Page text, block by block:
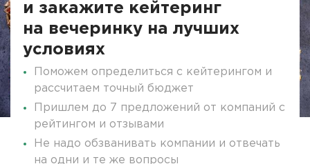
и закажите кейтеринг
на вечеринку на лучших
условиях
Поможем определиться с кейтерингом и
рассчитаем точный бюджет
Пришлем до 7 предложений от компаний с
рейтингом и отзывами
Не надо обзванивать компании и отвечать
на одни и те же вопросы